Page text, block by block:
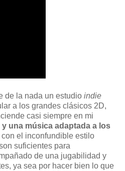
de la nada un estudio indie
a los grandes clásicos 2D,
casi siempre en mi
una música adaptada a los
con el inconfundible estilo
suficientes para
de una jugabilidad y
ya sea por hacer bien lo que